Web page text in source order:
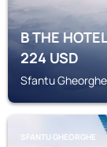
B THE
224USD
Sfantu
SFANTU GHEORGHE